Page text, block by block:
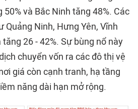
50% và Bắc Ninh tăng 48%. Các
Quảng Ninh, Hưng Yên, Vĩnh
26 - 42%. Sự bùng nổ này
chuyển vốn ra các đô thị vệ
giá còn cạnh tranh, hạ tầng
năng dài hạn mở rộng.